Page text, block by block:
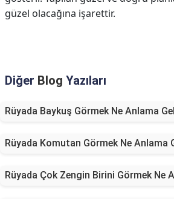
güzel olacağına işarettir.
Diğer Blog Yazıları
Rüyada Baykuş Görmek Ne Anlama
Rüyada Komutan Görmek Ne Anlama
Rüyada Çok Zengin Birini Görmek Ne